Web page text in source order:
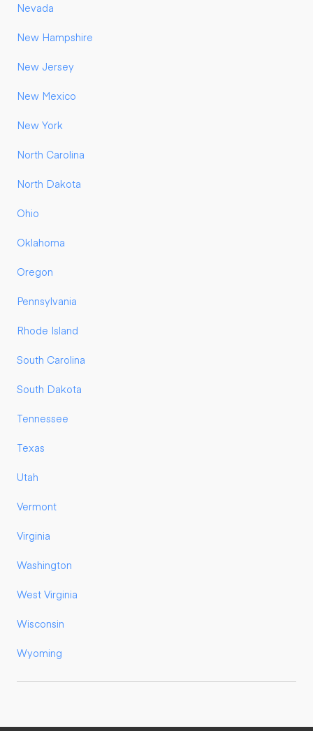
Nevada
New Hampshire
New Jersey
New Mexico
New York
North Carolina
North Dakota
Ohio
Oklahoma
Oregon
Pennsylvania
Rhode Island
South Carolina
South Dakota
Tennessee
Texas
Utah
Vermont
Virginia
Washington
West Virginia
Wisconsin
Wyoming